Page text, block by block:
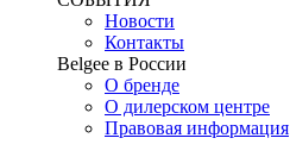
Новости
Контакты
Belgee в России
О бренде
О дилерском центре
Правовая информация